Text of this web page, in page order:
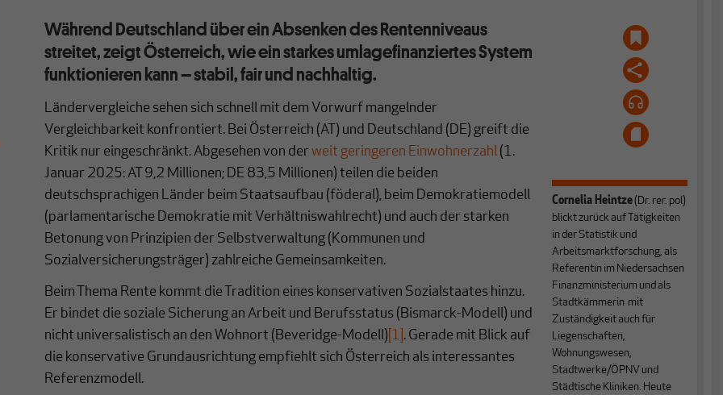
Während Deutschland über ein Absenken des Rentenniveaus
streitet, zeigt Österreich, wie ein starkes umlagefinanziertes System
funktionieren kann – stabil, fair und nachhaltig.
Ländervergleiche sehen sich schnell mit dem Vorwurf mangelnder
Vergleichbarkeit konfrontiert. Bei Österreich (AT) und Deutschland (DE) greift die
Kritik nur eingeschränkt. Abgesehen von der weit geringeren Einwohnerzahl(1.
Januar 2025: AT 9,2 Millionen; DE 83,5 Millionen) teilen die beiden
deutschsprachigen Länder beim Staatsaufbau (föderal), beim Demokratiemodell
(parlamentarische Demokratie mit Verhältniswahlrecht) und auch der starken
Betonung von Prinzipien der Selbstverwaltung (Kommunen und
Sozialversicherungsträger) zahlreiche Gemeinsamkeiten.
Beim Thema Rente kommt die Tradition eines konservativen Sozialstaates hinzu.
Er bindet die soziale Sicherung an Arbeit und Berufsstatus (Bismarck-Modell) und
nicht universalistisch an den Wohnort (Beveridge-Modell) [1] . Gerade mit Blick auf
die konservative Grundausrichtung empfiehlt sich Österreich als interessantes
Referenzmodell.
Cornelia Heintze(Dr. rer. pol)
blickt zurück auf Tätigkeiten
in der Statistik und
Arbeitsmarktforschung, als
Referentin im Niedersachsen
Finanzministerium und als
Stadtkämmerin mit
Zuständigkeit auch für
Liegenschaften,
Wohnungswesen,
Stadtwerke/ÖPNV und
Städtische Kliniken. Heute